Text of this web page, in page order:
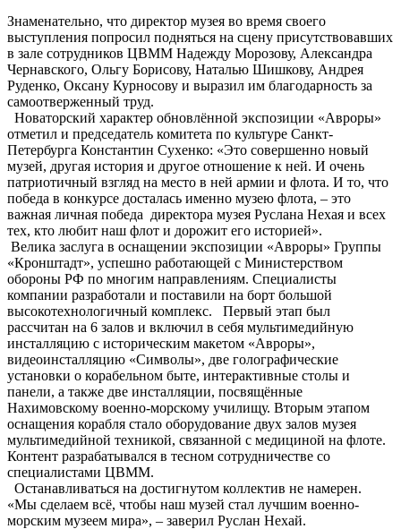
Знаменательно, что директор музея во время своего
выступления попросил подняться на сцену присутствовавших
в зале сотрудников ЦВММ Надежду Морозову, Александра
Чернавского, Ольгу Борисову, Наталью Шишкову, Андрея
Руденко, Оксану Курносову и выразил им благодарность за
самоотверженный труд.
Новаторский характер обновлённой экспозиции «Авроры»
отметил и председатель комитета по культуре Санкт-
Петербурга Константин Сухенко: «Это совершенно новый
музей, другая история и другое отношение к ней. И очень
патриотичный взгляд на место в ней армии и флота. И то, что
победа в конкурсе досталась именно музею флота, – это
важная личная победа директора музея Руслана Нехая и всех
тех, кто любит наш флот и дорожит его историей».
Велика заслуга в оснащении экспозиции «Авроры» Группы
«Кронштадт», успешно работающей с Министерством
обороны РФ по многим направлениям. Специалисты
компании разработали и поставили на борт большой
высокотехнологичный комплекс. Первый этап был
рассчитан на 6 залов и включил в себя мультимедийную
инсталляцию с историческим макетом «Авроры»,
видеоинсталляцию «Символы», две голографические
установки о корабельном быте, интерактивные столы и
панели, а также две инсталляции, посвящённые
Нахимовскому военно-морскому училищу. Вторым этапом
оснащения корабля стало оборудование двух залов музея
мультимедийной техникой, связанной с медициной на флоте.
Контент разрабатывался в тесном сотрудничестве со
специалистами ЦВММ.
Останавливаться на достигнутом коллектив не намерен.
«Мы сделаем всё, чтобы наш музей стал лучшим военно-
морским музеем мира», – заверил Руслан Нехай.